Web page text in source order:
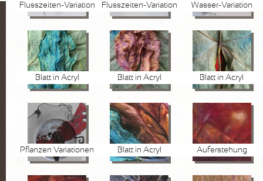
Flusszeiten-Variation Flusszeiten-Variation Wasser-Variation
Blatt in Acryl Blatt in Acryl Blatt in Acryl
Pflanzen Variationen Blatt in Acryl Auferstehung